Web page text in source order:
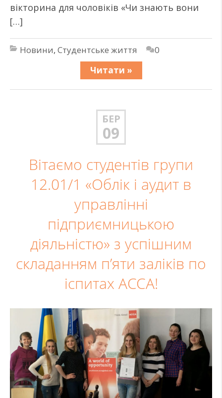
вікторина для чоловіків «Чи знають вони
[…]
Новини, Студентське життя
0
Читати »
БЕР
09
Вітаємо студентів групи
12.01/1 «Облік і аудит в
управлінні
підприємницькою
діяльністю» з успішним
складанням п’яти заліків по
іспитах АССА!